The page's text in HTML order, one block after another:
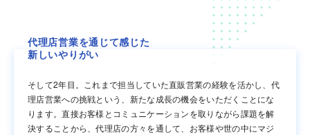
代理店営業を通じて感じた
新しいやりがい
そして2年目。これまで担当していた直販営業の経験を活かし、代
理店営業への挑戦という、新たな成長の機会をいただくことにな
ります。直接お客様とコミュニケーションを取りながら課題を解
決することから、代理店の方々を通して、お客様や世の中にマジ